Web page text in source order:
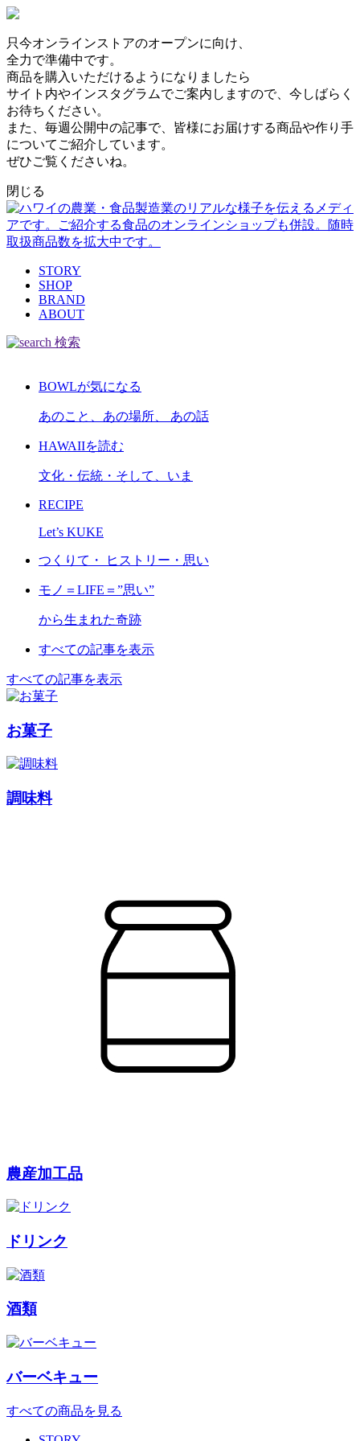
只今オンラインストアのオープンに向け、
全力で準備中です。
商品を購入いただけるようになりましたら
サイト内やインスタグラムでご案内しますので、今しばらく
お待ちください。
また、毎週公開中の記事で、皆様にお届けする商品や作り手
についてご紹介しています。
ぜひご覧くださいね。
閉じる
STORY
SHOP
BRAND
ABOUT
検索
BOWLが気になる
あのこと、あの場所、 あの話
HAWAIIを読む
文化・伝統・そして、いま
RECIPE
Let’s KUKE
つくりて・ ヒストリー・思い
モノ＝LIFE＝”思い”
から生まれた奇跡
すべての記事を表示
すべての記事を表示
お菓子
調味料
農産加工品
ドリンク
酒類
バーベキュー
すべての商品を見る